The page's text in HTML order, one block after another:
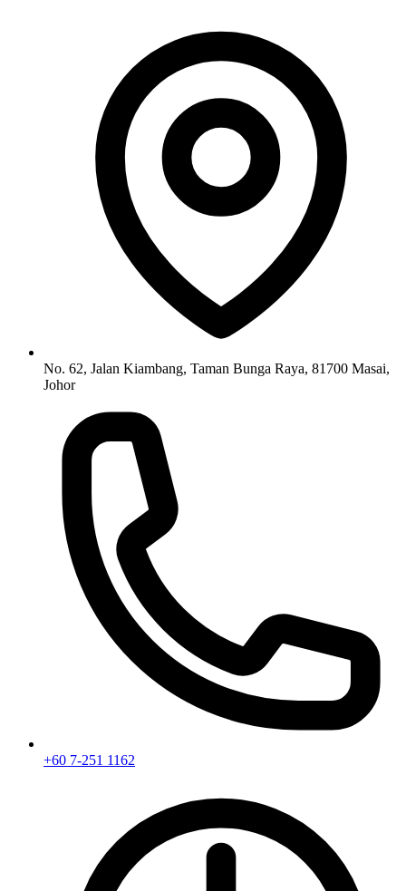
No. 62, Jalan Kiambang, Taman Bunga Raya, 81700 Masai,
Johor
+60 7-251 1162